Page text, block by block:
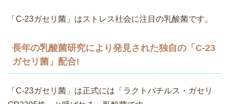
「C-23ガセリ菌」はストレス社会に注目の乳酸菌です。
長年の乳酸菌研究により発見された独自の「C-23
ガセリ菌」配合!
「C-23ガセリ菌」は正式には「ラクトバチルス・ガセリ